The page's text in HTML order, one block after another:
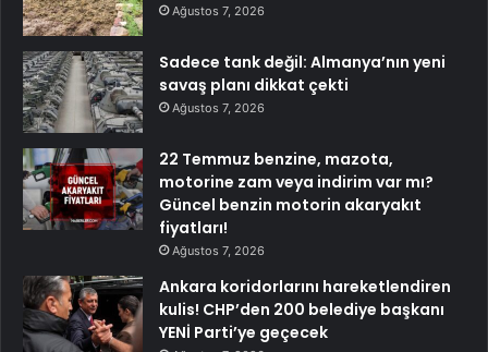
Ağustos 7, 2026
Sadece tank değil: Almanya’nın yeni
savaş planı dikkat çekti
Ağustos 7, 2026
22 Temmuz benzine, mazota,
motorine zam veya indirim var mı?
Güncel benzin motorin akaryakıt
fiyatları!
Ağustos 7, 2026
Ankara koridorlarını hareketlendiren
kulis! CHP’den 200 belediye başkanı
YENİ Parti’ye geçecek